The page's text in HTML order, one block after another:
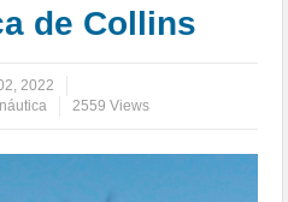
de Collins
2022
2559 Views